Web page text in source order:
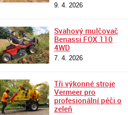
9. 4. 2026
Svahový mulčovač
Benassi FOX 110
4WD
7. 4. 2026
Tři výkonné stroje
Vermeer pro
profesionální péči o
zeleň